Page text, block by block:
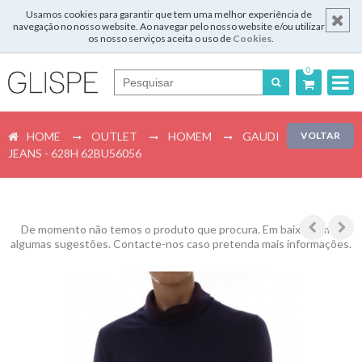
Usamos cookies para garantir que tem uma melhor experiência de
navegação no nosso website. Ao navegar pelo nosso website e/ou utilizar
os nosso serviços aceita o uso de Cookies.
0
English
Español
VOLTAR
HOME OUTLET HOMEM
GAUDI
JEANS - 628H 62BU56056
De momento não temos o produto que procura. Em baixo temos
algumas sugestões. Contacte-nos caso pretenda mais informações.